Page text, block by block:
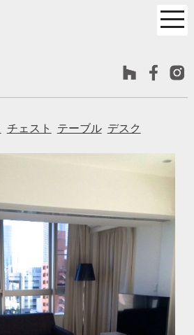
チェスト テーブル デスク